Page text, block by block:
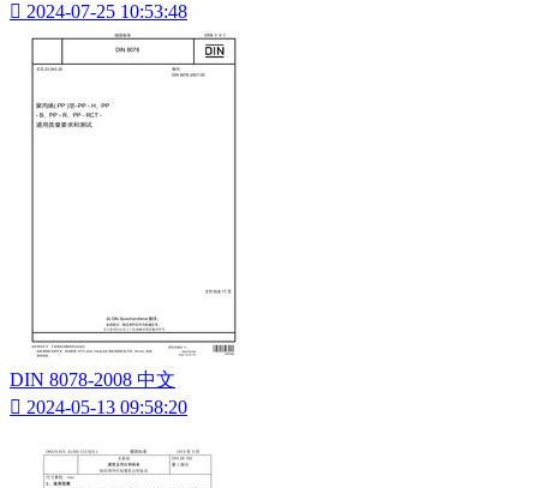
 2024-07-25 10:53:48
DIN 8078-2008 中文
 2024-05-13 09:58:20